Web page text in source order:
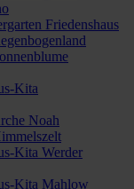
Friedenshaus
Kita
Noah
Kita Werder
Kita Mahlow